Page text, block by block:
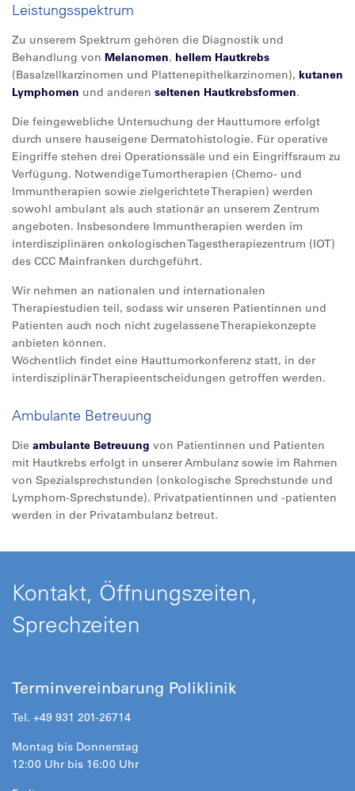
Leistungsspektrum
Zu unserem Spektrum gehören die Diagnostik und
Behandlung von Melanomen, hellem Hautkrebs
(Basalzellkarzinomen und Plattenepithelkarzinomen), kutanen
Lymphomen und anderen seltenen Hautkrebsformen.
Die feingewebliche Untersuchung der Hauttumore erfolgt
durch unsere hauseigene Dermatohistologie. Für operative
Eingriffe stehen drei Operationssäle und ein Eingriffsraum zu
Verfügung. Notwendige Tumortherapien (Chemo- und
Immuntherapien sowie zielgerichtete Therapien) werden
sowohl ambulant als auch stationär an unserem Zentrum
angeboten. Insbesondere Immuntherapien werden im
interdisziplinären onkologischen Tagestherapiezentrum (IOT)
des CCC Mainfranken durchgeführt.
Wir nehmen an nationalen und internationalen
Therapiestudien teil, sodass wir unseren Patientinnen und
Patienten auch noch nicht zugelassene Therapiekonzepte
anbieten können.
Wöchentlich findet eine Hauttumorkonferenz statt, in der
interdisziplinär Therapieentscheidungen getroffen werden.
Ambulante Betreuung
Die ambulante Betreuung von Patientinnen und Patienten
mit Hautkrebs erfolgt in unserer Ambulanz sowie im Rahmen
von Spezialsprechstunden (onkologische Sprechstunde und
Lymphom-Sprechstunde). Privatpatientinnen und -patienten
werden in der Privatambulanz betreut.
Kontakt, Öffnungszeiten,
Sprechzeiten
Terminvereinbarung Poliklinik
Tel. +49 931 201-26714
Montag bis Donnerstag
12:00 Uhr bis 16:00 Uhr